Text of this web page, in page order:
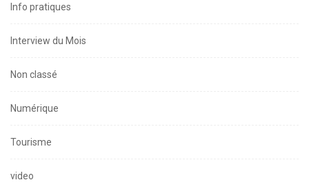
Info pratiques
Interview du Mois
Non classé
Numérique
Tourisme
video